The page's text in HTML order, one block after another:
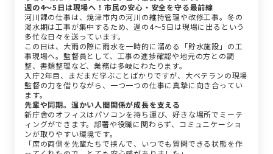
週の4〜5日は現場へ！市民の安心・安全を守る最前線
河川課の仕事は、焼津市内の河川の維持管理や改修工事。冬の
渇水期は工事が集中するため、週の4〜5日は現場に出るという
多忙な日々を送っています。
この日は、大雨の際に雨水を一時的に溜める「貯水施設」の工
事現場へ。監督員として、工事の進捗確認や地元の方との調
整、書類整理など、業務は多岐にわたります。
入庁2年目、まだまだ学ぶことばかりですが、大ベテランの現場
監督の力を借りながら、一つ一つの仕事に真摯に向き合ってい
ます。
先輩や同期。温かい人間関係が成長を支える
新庁舎のオフィスはパソコンを持ち運び、好きな場所でミーテ
ィングができます。部署や役職に関わらず、コミュニケーショ
ンが取りやすい環境です。
「席の両側を先輩たちで挟んで、いつでも質問できる状態を作